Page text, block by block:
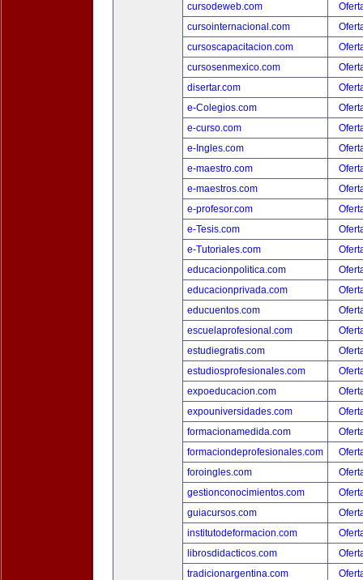
cursodeweb.com
cursointernacional.com
cursoscapacitacion.com
cursosenmexico.com
disertar.com
e-Colegios.com
e-curso.com
e-Ingles.com
e-maestro.com
e-maestros.com
e-profesor.com
e-Tesis.com
e-Tutoriales.com
educacionpolitica.com
educacionprivada.com
educuentos.com
escuelaprofesional.com
estudiegratis.com
estudiosprofesionales.com
expoeducacion.com
expouniversidades.com
formacionamedida.com
formaciondeprofesionales.com
foroingles.com
gestionconocimientos.com
guiacursos.com
institutodeformacion.com
librosdidacticos.com
tradicionargentina.com